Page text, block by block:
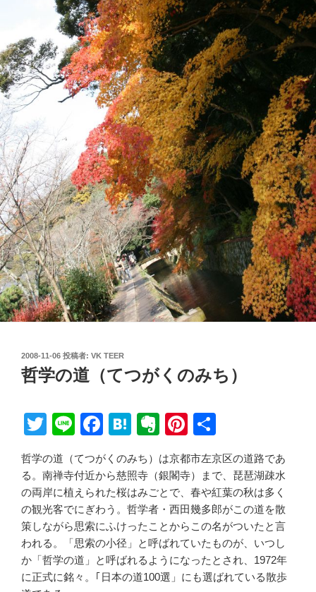
投
稿
日:
2008-11-06 投稿者: VK TEER
哲学の道（てつがくのみち）
T
wi
tt
er
Li
e
F
a
c
e
b
o
o
k
H
e
n
a
E
er
n
ot
e
Pi
nt
er
e
st
有
哲学の道（てつがくのみち）は京都市左京区の道路であ
る。南禅寺付近から慈照寺（銀閣寺）まで、琵琶湖疎水
の両岸に植えられた桜はみごとで、春や紅葉の秋は多く
の観光客でにぎわう。哲学者・西田幾多郎がこの道を散
策しながら思索にふけったことからこの名がついたと言
われる。「思索の小径」と呼ばれていたものが、いつし
か「哲学の道」と呼ばれるようになったとされ、1972年
に正式に銘々。｢日本の道100選」にも選ばれている散歩